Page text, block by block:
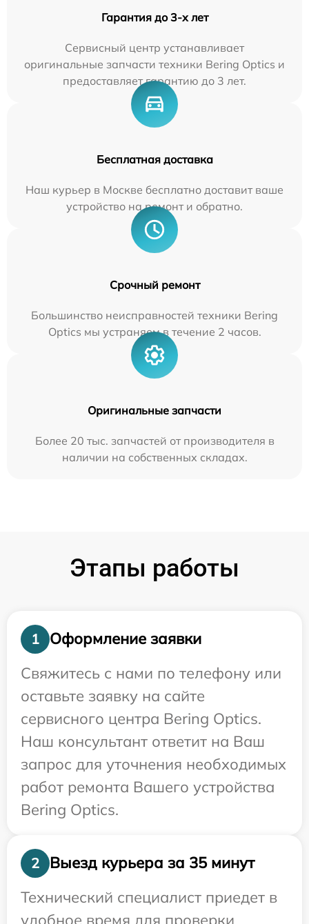
Гарантия до 3-х лет
Сервисный центр устанавливает
оригинальные запчасти техники Bering Optics и
предоставляет гарантию до 3 лет.
Бесплатная доставка
Наш курьер в Москве бесплатно доставит ваше
устройство на ремонт и обратно.
Срочный ремонт
Большинство неисправностей техники Bering
Optics мы устраняем в течение 2 часов.
Оригинальные запчасти
Более 20 тыс. запчастей от производителя в
наличии на собственных складах.
Этапы работы
1
Оформление заявки
Свяжитесь с нами по телефону или
оставьте заявку на сайте
сервисного центра Bering Optics.
Наш консультант ответит на Ваш
запрос для уточнения необходимых
работ ремонта Вашего устройства
Bering Optics.
2
Выезд курьера за 35 минут
Технический специалист приедет в
удобное время для проверки